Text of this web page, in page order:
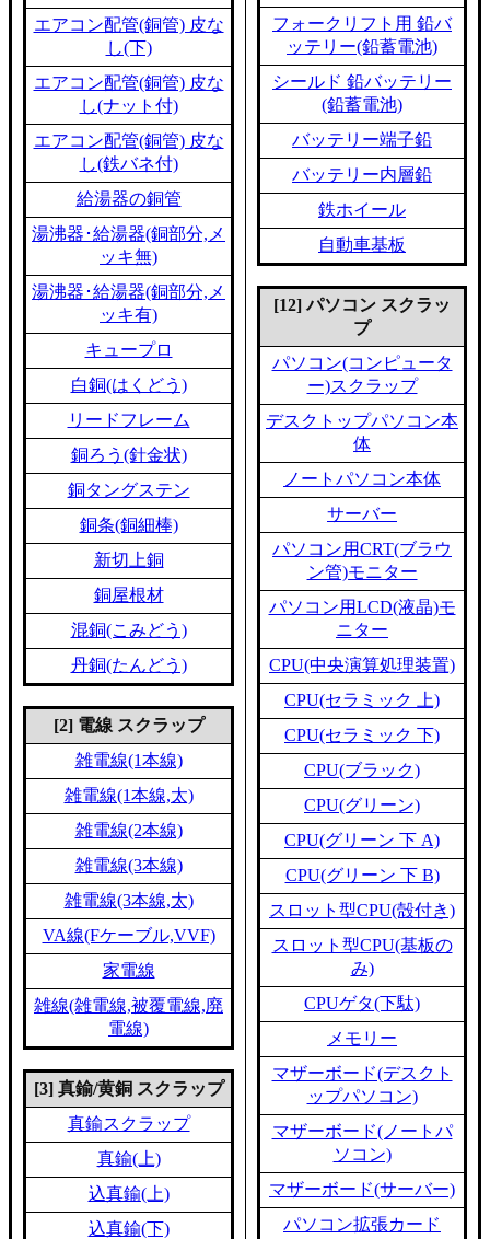
エアコン配管(銅管) 皮な
し(下)
エアコン配管(銅管) 皮な
し(ナット付)
エアコン配管(銅管) 皮な
し(鉄バネ付)
給湯器の銅管
湯沸器･給湯器(銅部分,メ
ッキ無)
湯沸器･給湯器(銅部分,メ
ッキ有)
キュープロ
白銅(はくどう)
リードフレーム
銅ろう(針金状)
銅タングステン
銅条(銅細棒)
新切上銅
銅屋根材
混銅(こみどう)
丹銅(たんどう)
[2] 電線 スクラップ
雑電線(1本線)
雑電線(1本線,太)
雑電線(2本線)
雑電線(3本線)
雑電線(3本線,太)
VA線(Fケーブル,VVF)
家電線
雑線(雑電線,被覆電線,廃
電線)
[3] 真鍮/黄銅 スクラップ
真鍮スクラップ
真鍮(上)
込真鍮(上)
込真鍮(下)
フォークリフト用 鉛バ
ッテリー(鉛蓄電池)
シールド 鉛バッテリー
(鉛蓄電池)
バッテリー端子鉛
バッテリー内層鉛
鉄ホイール
自動車基板
[12] パソコン スクラッ
プ
パソコン(コンピュータ
ー)スクラップ
デスクトップパソコン本
体
ノートパソコン本体
サーバー
パソコン用CRT(ブラウ
ン管)モニター
パソコン用LCD(液晶)モ
ニター
CPU(中央演算処理装置)
CPU(セラミック 上)
CPU(セラミック 下)
CPU(ブラック)
CPU(グリーン)
CPU(グリーン 下 A)
CPU(グリーン 下 B)
スロット型CPU(殻付き)
スロット型CPU(基板の
み)
CPUゲタ(下駄)
メモリー
マザーボード(デスクト
ップパソコン)
マザーボード(ノートパ
ソコン)
マザーボード(サーバー)
パソコン拡張カード